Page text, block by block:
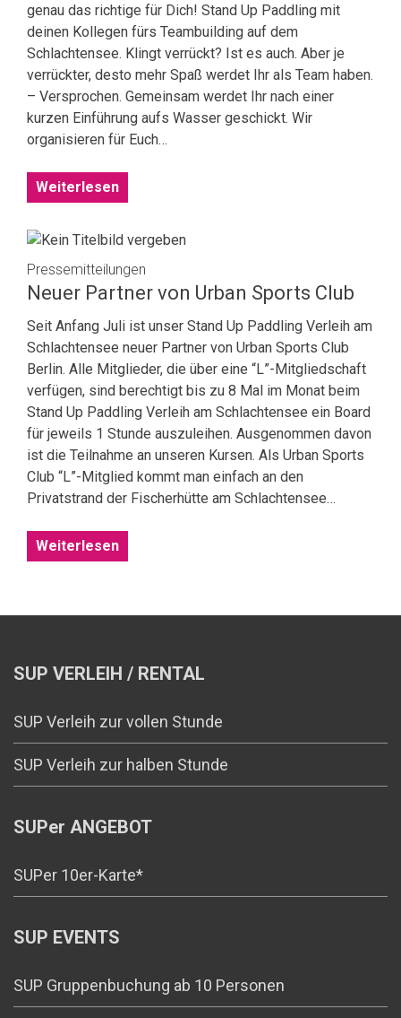
genau das richtige für Dich! Stand Up Paddling mit
deinen Kollegen fürs Teambuilding auf dem
Schlachtensee. Klingt verrückt? Ist es auch. Aber je
verrückter, desto mehr Spaß werdet Ihr als Team haben.
– Versprochen. Gemeinsam werdet Ihr nach einer
kurzen Einführung aufs Wasser geschickt. Wir
organisieren für Euch…
Weiterlesen
Pressemitteilungen
Neuer Partner von Urban Sports Club
Seit Anfang Juli ist unser Stand Up Paddling Verleih am
Schlachtensee neuer Partner von Urban Sports Club
Berlin. Alle Mitglieder, die über eine “L”-Mitgliedschaft
verfügen, sind berechtigt bis zu 8 Mal im Monat beim
Stand Up Paddling Verleih am Schlachtensee ein Board
für jeweils 1 Stunde auszuleihen. Ausgenommen davon
ist die Teilnahme an unseren Kursen. Als Urban Sports
Club “L”-Mitglied kommt man einfach an den
Privatstrand der Fischerhütte am Schlachtensee…
Weiterlesen
SUP VERLEIH / RENTAL
SUP Verleih zur vollen Stunde
SUP Verleih zur halben Stunde
SUPer ANGEBOT
SUPer 10er-Karte*
SUP EVENTS
SUP Gruppenbuchung ab 10 Personen